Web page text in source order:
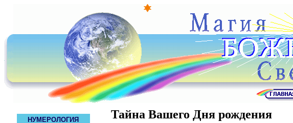
НУМЕРОЛОГИЯ Тайна Вашего Дня рождения